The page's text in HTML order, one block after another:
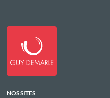
NOS SITES